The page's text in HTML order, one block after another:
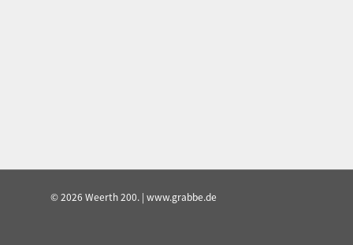
© 2026 Weerth 200. | www.grabbe.de